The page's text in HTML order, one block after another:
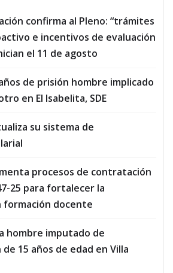
confirma al Pleno: “trámites
e incentivos de evaluación
el 11 de agosto
de prisión hombre implicado
en El Isabelita, SDE
su sistema de
procesos de contratación
25 para fortalecer la
formación docente
hombre imputado de
15 años de edad en Villa